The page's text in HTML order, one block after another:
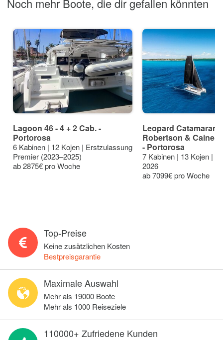
Noch mehr Boote, die dir gefallen könnten
Lagoon 46 - 4 + 2 Cab. -
Portorosa
6 Kabinen | 12 Kojen | Erstzulassung
Premier (2023–2025)
ab 2875€ pro Woche
Leopard
Robertson & Caine
- Portorosa
7 Kabinen | 13 Kojen |
2026
ab 7099€ pro Woche
Top-Preise
Keine zusätzlichen Kosten
Bestpreisgarantie
Maximale Auswahl
Mehr als 19000 Boote
Mehr als 1000 Reiseziele
110000+ Zufriedene Kunden